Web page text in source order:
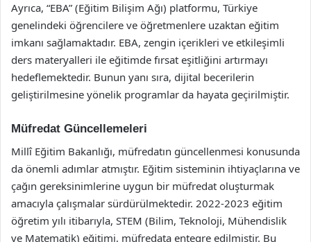
Ayrıca, “EBA” (Eğitim Bilişim Ağı) platformu, Türkiye
genelindeki öğrencilere ve öğretmenlere uzaktan eğitim
imkanı sağlamaktadır. EBA, zengin içerikleri ve etkileşimli
ders materyalleri ile eğitimde fırsat eşitliğini artırmayı
hedeflemektedir. Bunun yanı sıra, dijital becerilerin
geliştirilmesine yönelik programlar da hayata geçirilmiştir.
Müfredat Güncellemeleri
Millî Eğitim Bakanlığı, müfredatın güncellenmesi konusunda
da önemli adımlar atmıştır. Eğitim sisteminin ihtiyaçlarına ve
çağın gereksinimlerine uygun bir müfredat oluşturmak
amacıyla çalışmalar sürdürülmektedir. 2022-2023 eğitim
öğretim yılı itibarıyla, STEM (Bilim, Teknoloji, Mühendislik
ve Matematik) eğitimi, müfredata entegre edilmiştir. Bu